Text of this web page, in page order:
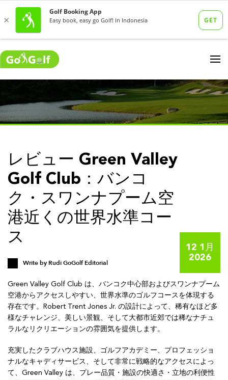
レビュー Green Valley
Golf Club：バンコ
ク・スワンナプーム空
港近くの世界水準コー
ス
12 1月
2026
Write by Rudi GoGolf Editorial
Green Valley Golf Club は、バンコク中心部およびスワンナプーム
空港からアクセスしやすい、世界水準のゴルフコースを体現する
存在です。Robert Trent Jones Jr. の設計によって、稀有なほど多
様なチャレンジ、美しい景観、そして大都市近郊では稀なナチュ
ラルなリクリエーションの雰囲気を提供します。
充実したクラブハウス施設、ゴルフアカデミー、プロフェッショ
ナルなキャディサービス、そして非常に戦略的なアクセスによっ
て、Green Valley は、プレー品質・施設の快適さ・立地の利便性